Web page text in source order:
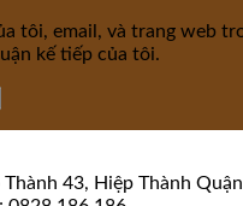
tôi, email, và trang web
kế tiếp của tôi.
43, Hiệp Thành